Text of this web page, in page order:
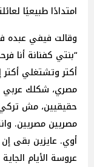
امتدادًا طبيعيًا
وقالت فيفي عبده
“بنتي كفنانة أنا
أكتر وتشتغلي أكتر
مصري، شكلك عربي
حقيقيين، مش تركي
مصريين مصريين.
أوي. عايزين بقى
عروسة الأيام